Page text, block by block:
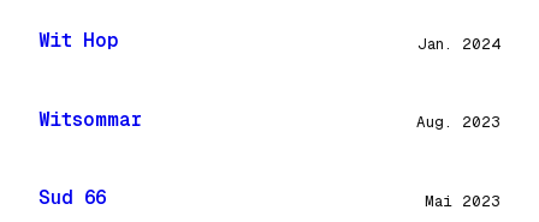
Wit Hop Jan. 2024
Witsommar Aug. 2023
Sud 66 Mai 2023